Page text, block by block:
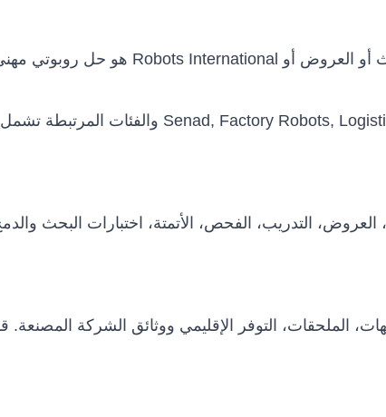
التدريب، الفحص، الأتمتة، اختبارات البحث
الملحقات، التوفر الإقليمي ووثائق الشركة